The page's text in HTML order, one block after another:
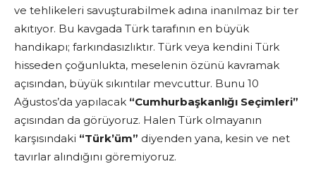
ve tehlikeleri savuşturabilmek adına inanılmaz bir ter
akıtıyor. Bu kavgada Türk tarafının en büyük
handikapı; farkındasızlıktır. Türk veya kendini Türk
hisseden çoğunlukta, meselenin özünü kavramak
açısından, büyük sıkıntılar mevcuttur. Bunu 10
Ağustos’da yapılacak “Cumhurbaşkanlığı Seçimleri”
açısından da görüyoruz. Halen Türk olmayanın
karşısındaki “Türk’üm” diyenden yana, kesin ve net
tavırlar alındığını göremiyoruz.